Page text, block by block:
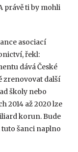
právě ti by mohli
asociací
řekl:
dává České
zrenovovat další
školy nebo
2014 až 2020 lze
korun. Bude
šanci naplno